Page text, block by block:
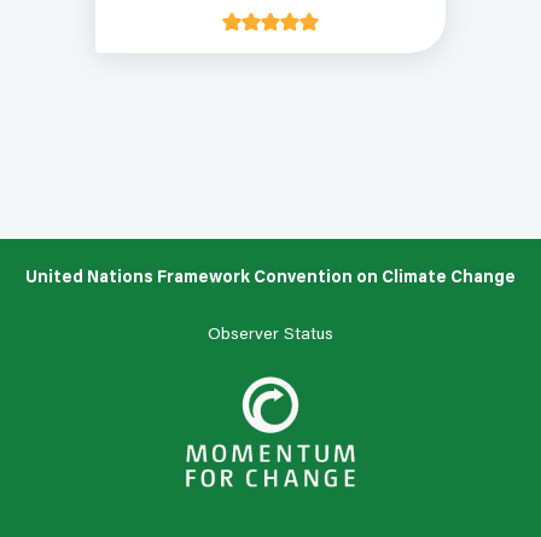
United Nations Framework Convention on Climate Change
Observer Status